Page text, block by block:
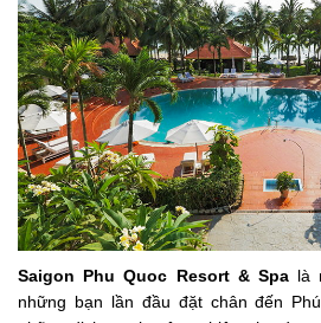
Saigon Phu Quoc Resort & Spalà
những bạn lần đầu đặt chân đến